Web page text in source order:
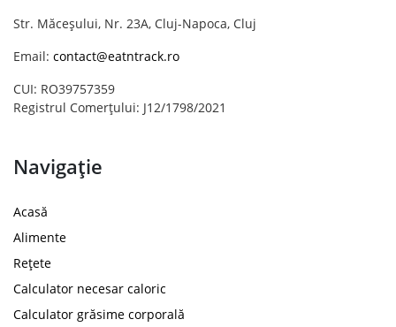
Str. Măceșului, Nr. 23A, Cluj-Napoca, Cluj
Email: contact@eatntrack.ro
CUI: RO39757359
Registrul Comerțului: J12/1798/2021
Navigație
Acasă
Alimente
Rețete
Calculator necesar caloric
Calculator grăsime corporală